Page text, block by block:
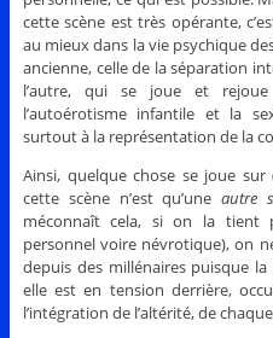
cette scène est très opérante,
au mieux dans la vie psychique
ancienne, celle de la séparation
l’autre, qui se joue et
l’autoérotisme infantile et la
surtout à la représentation de la
Ainsi, quelque chose se joue
cette scène n’est qu’uneautre
méconnaît cela, si on la tient
personnel voire névrotique), on
depuis des millénaires puisque la
elle est en tension derrière,
l’intégration de l’altérité, de